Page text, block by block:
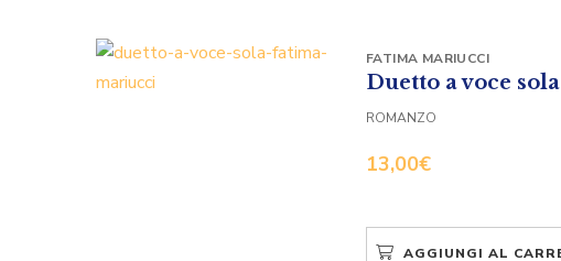
Duetto a voce sola
13,00€
FATIMA MARIUCCI
ROMANZO
AGGIUNGI AL